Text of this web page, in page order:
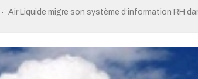
Air Liquide migre son système d’information RH